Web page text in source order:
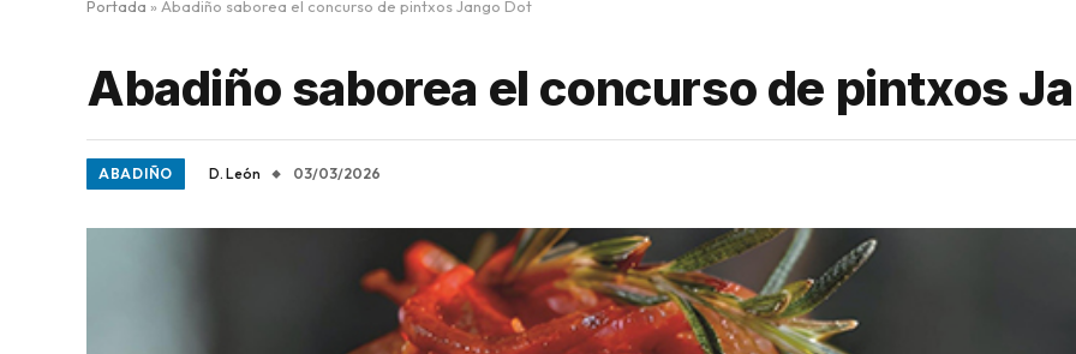
Portada » Abadiño saborea el concurso de pintxos Jango Dot
Abadiño saborea el concurso de pintxos
ABADIÑO D. León 03/03/2026